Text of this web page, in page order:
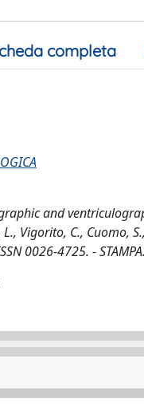
completa
and
Vigorito, C., Cuomo,
0026-4725. -